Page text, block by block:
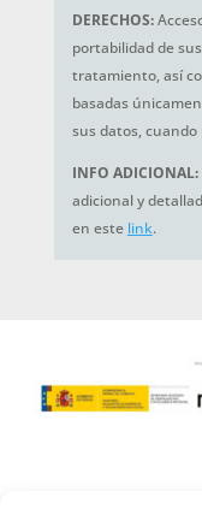
DERECHOS:
portabilidad de
tratamiento, así
basadas
sus datos, cuando
INFO ADICIONAL:
adicional y
en este link.